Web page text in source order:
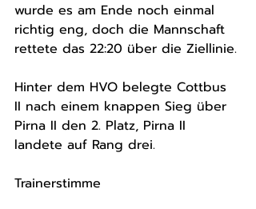
wurde es am Ende noch einmal
richtig eng, doch die Mannschaft
rettete das 22:20 über die Ziellinie.
Hinter dem HVO belegte Cottbus
II nach einem knappen Sieg über
Pirna II den 2. Platz, Pirna II
landete auf Rang drei.
Trainerstimme